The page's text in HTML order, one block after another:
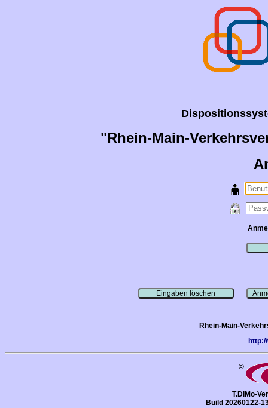
"Rhein-Main-
Rhein-Main-
©
T.DiMo-
Build 20260122-